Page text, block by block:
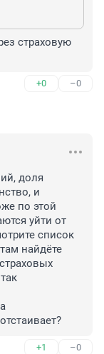
страховую
+0 –0
доля
и
по этой
уйти от
список
найдёте
+1 –0